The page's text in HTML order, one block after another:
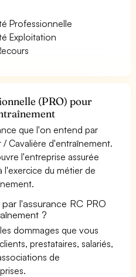
Professionnelle
Exploitation
(PRO) pour
que l'on entend par
/ Cavalière d'entraînement.
l'entreprise assurée
l'exercice du métier de
l'assurance RC PRO
?
dommages que vous
prestataires, salariés,
de